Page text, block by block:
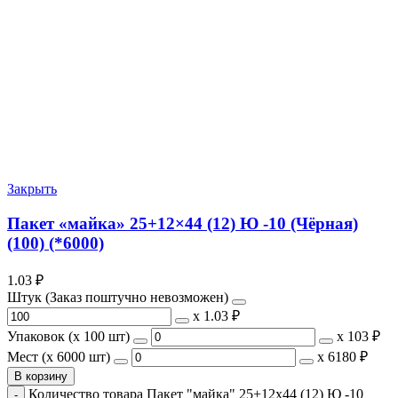
Закрыть
Пакет «майка» 25+12×44 (12) Ю -10 (Чёрная)
(100) (*6000)
1.03 ₽
Штук (Заказ поштучно невозможен)
х 1.03 ₽
Упаковок (x 100 шт)
х 103 ₽
Мест (x 6000 шт)
х 6180 ₽
В корзину
Количество товара Пакет "майка" 25+12x44 (12) Ю -10